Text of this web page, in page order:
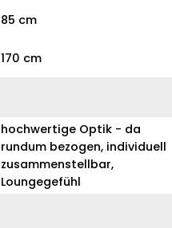
85 cm
170 cm
hochwertige Optik - da
rundum bezogen, individuell
zusammenstellbar,
Loungegefühl